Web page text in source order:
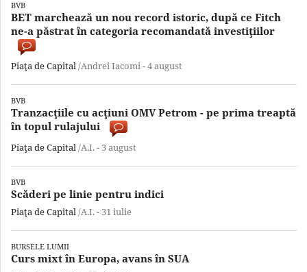
BVB
BET marchează un nou record istoric, după ce Fitch
ne-a păstrat în categoria recomandată investiţiilor
Piaţa de Capital/Andrei Iacomi -4 august
BVB
Tranzacţiile cu acţiuni OMV Petrom - pe prima treaptă
în topul rulajului
Piaţa de Capital/A.I. - 3 august
BVB
Scăderi pe linie pentru indici
Piaţa de Capital/A.I. - 31 iulie
BURSELE LUMII
Curs mixt în Europa, avans în SUA